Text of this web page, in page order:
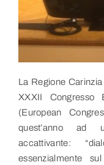
Contatti
La Regione
XXXII Congresso
(European
quest’anno ad
accattivante:
essenzialmente